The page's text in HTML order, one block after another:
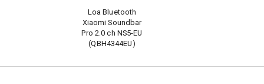
Loa Bluetooth
Xiaomi Soundbar
Pro 2.0 ch NS5-EU
(QBH4344EU)